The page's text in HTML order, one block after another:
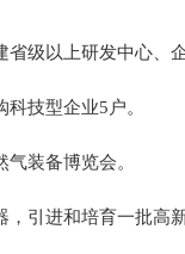
级以上研发中心、
技型企业5户。
装备博览会。
引进和培育一批高